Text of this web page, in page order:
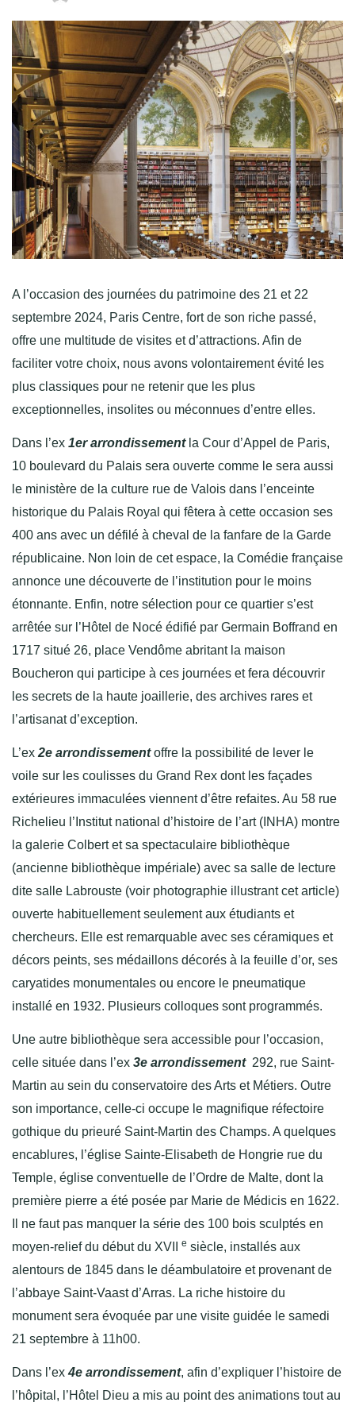
A l’occasion des journées du patrimoine des 21 et 22
septembre 2024, Paris Centre, fort de son riche passé,
offre une multitude de visites et d’attractions. Afin de
faciliter votre choix, nous avons volontairement évité les
plus classiques pour ne retenir que les plus
exceptionnelles, insolites ou méconnues d’entre elles.
Dans l’ex 1er arrondissement la Cour d’Appel de Paris,
10 boulevard du Palais sera ouverte comme le sera aussi
le ministère de la culture rue de Valois dans l’enceinte
historique du Palais Royal qui fêtera à cette occasion ses
400 ans avec un défilé à cheval de la fanfare de la Garde
républicaine. Non loin de cet espace, la Comédie française
annonce une découverte de l’institution pour le moins
étonnante. Enfin, notre sélection pour ce quartier s’est
arrêtée sur l’Hôtel de Nocé édifié par Germain Boffrand en
1717 situé 26, place Vendôme abritant la maison
Boucheron qui participe à ces journées et fera découvrir
les secrets de la haute joaillerie, des archives rares et
l’artisanat d’exception.
L’ex2e arrondissementoffre la possibilité de lever le
voile sur les coulisses du Grand Rex dont les façades
extérieures immaculées viennent d’être refaites. Au 58 rue
Richelieu l’Institut national d’histoire de l’art (INHA) montre
la galerie Colbert et sa spectaculaire bibliothèque
(ancienne bibliothèque impériale) avec sa salle de lecture
dite salle Labrouste (voir photographie illustrant cet article)
ouverte habituellement seulement aux étudiants et
chercheurs. Elle est remarquable avec ses céramiques et
décors peints, ses médaillons décorés à la feuille d’or, ses
caryatides monumentales ou encore le pneumatique
installé en 1932. Plusieurs colloques sont programmés.
Une autre bibliothèque sera accessible pour l’occasion,
celle située dans l’ex 3e arrondissement292, rue Saint-
Martin au sein du conservatoire des Arts et Métiers. Outre
son importance, celle-ci occupe le magnifique réfectoire
gothique du prieuré Saint-Martin des Champs. A quelques
encablures, l’église Sainte-Elisabeth de Hongrie rue du
Temple, église conventuelle de l’Ordre de Malte, dont la
première pierre a été posée par Marie de Médicis en 1622.
Il ne faut pas manquer la série des 100 bois sculptés en
moyen-relief du début du XVII
e siècle, installés aux
alentours de 1845 dans le déambulatoire et provenant de
l’abbaye Saint-Vaast d’Arras. La riche histoire du
monument sera évoquée par une visite guidée le samedi
21 septembre à 11h00.
Dans l’ex4e arrondissement, afin d’expliquer l’histoire de
l’hôpital, l’Hôtel Dieu a mis au point des animations tout au